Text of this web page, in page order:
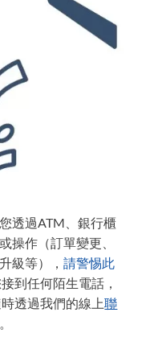
透過ATM、銀行櫃
操作（訂單變更、
級等），請警惕此
到任何陌生電話，
透過我們的線上聯